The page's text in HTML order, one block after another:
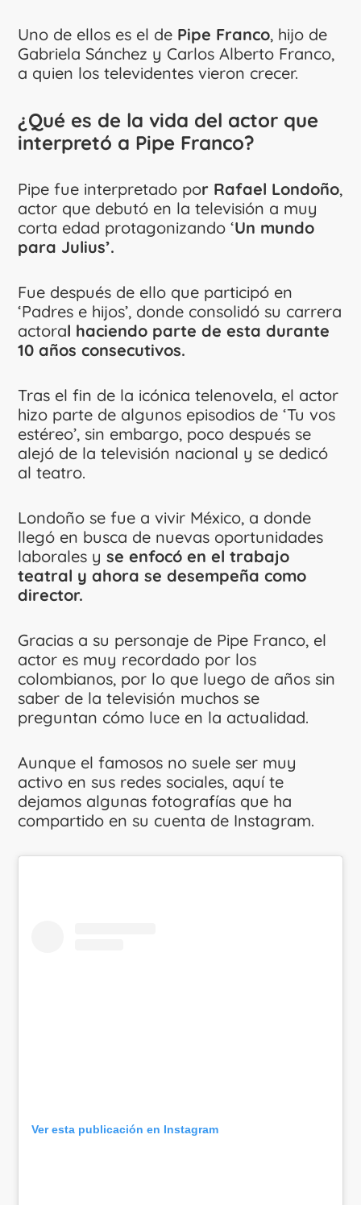
Uno de ellos es el de Pipe Franco, hijo de
Gabriela Sánchez y Carlos Alberto Franco,
a quien los televidentes vieron crecer.
¿Qué es de la vida del actor que
interpretó a Pipe Franco?
Pipe fue interpretado por Rafael Londoño,
actor que debutó en la televisión a muy
corta edad protagonizando ‘Un mundo
para Julius’.
Fue después de ello que participó en
‘Padres e hijos’, donde consolidó su carrera
actoral haciendo parte de esta durante
10 años consecutivos.
Tras el fin de la icónica telenovela, el actor
hizo parte de algunos episodios de ‘Tu vos
estéreo’, sin embargo, poco después se
alejó de la televisión nacional y se dedicó
al teatro.
Londoño se fue a vivir México, a donde
llegó en busca de nuevas oportunidades
laborales y se enfocó en el trabajo
teatral y ahora se desempeña como
director.
Gracias a su personaje de Pipe Franco, el
actor es muy recordado por los
colombianos, por lo que luego de años sin
saber de la televisión muchos se
preguntan cómo luce en la actualidad.
Aunque el famosos no suele ser muy
activo en sus redes sociales, aquí te
dejamos algunas fotografías que ha
compartido en su cuenta de Instagram.
Ver esta publicación en Instagram